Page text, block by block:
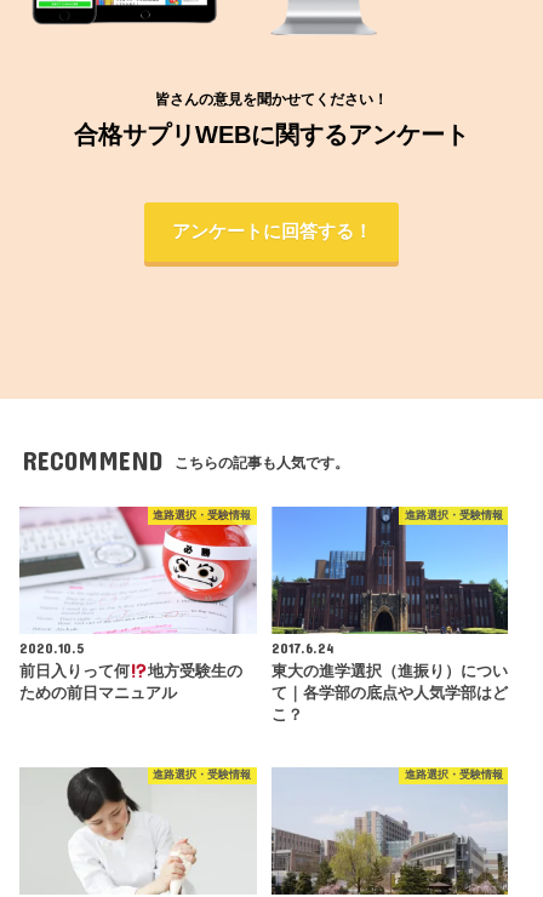
皆さんの意見を聞かせてください！
合格サプリWEBに関するアンケート
アンケートに回答する！
RECOMMEND こちらの記事も人気です。
進路選択・受験情報
2020.10.5
前日入りって何
地方受験生の
ための前日マニュアル
進路選択・受験情報
2017.6.24
東大の進学選択（進振り）につい
て｜各学部の底点や人気学部はど
こ？
進路選択・受験情報 進路選択・受験情報